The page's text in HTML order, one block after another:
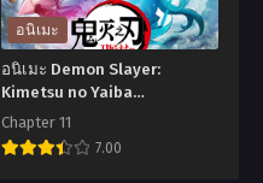
ผู้
พิทักษ์
พันธุ์
อสูร
ตอน
อนิเมะ
อนิเมะ Demon Slayer:
Kimetsu no Yaiba
Katanakaji no Sato-hen ดาบ
พิฆาตอสูร ภาคหมู่บ้านช่างตี
ดาบ ตอนที่1-11 พากย์ไทย+ซับ
Chapter 11
7.00